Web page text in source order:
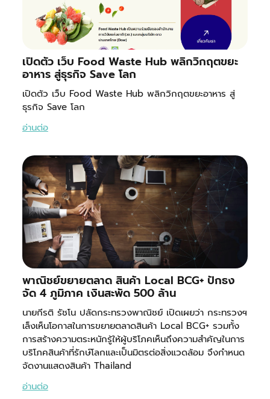
เปิดตัว เว็บ Food Waste Hub พลิกวิกฤตขยะ
อาหาร สู่ธุรกิจ Save โลก
เปิดตัว เว็บ Food Waste Hub พลิกวิกฤตขยะอาหาร สู่
ธุรกิจ Save โลก
อ่านต่อ
พาณิชย์ขยายตลาด สินค้า Local BCG+ ปักธง
จัด 4 ภูมิภาค เงินสะพัด 500 ล้าน
นายกีรติ รัชโน ปลัดกระทรวงพาณิชย์ เปิดเผยว่า กระทรวงฯ
เล็งเห็นโอกาสในการขยายตลาดสินค้า Local BCG+ รวมทั้ง
การสร้างความตระหนักรู้ให้ผู้บริโภคเห็นถึงความสำคัญในการ
บริโภคสินค้าที่รักษ์โลกและเป็นมิตรต่อสิ่งแวดล้อม จึงกำหนด
จัดงานแสดงสินค้า Thailand
อ่านต่อ